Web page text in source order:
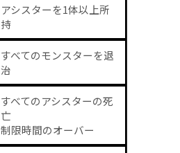
アシスターを1体以上所
持
すべてのモンスターを退
治
すべてのアシスターの死
亡
制限時間のオーバー